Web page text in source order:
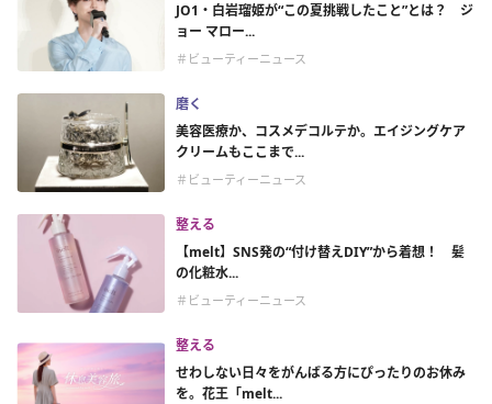
JO1・白岩瑠姫が“この夏挑戦したこと”とは？ ジ
ョー マロー...
＃ビューティーニュース
磨く
美容医療か、コスメデコルテか。エイジングケア
クリームもここまで...
＃ビューティーニュース
整える
【melt】SNS発の“付け替えDIY”から着想！ 髪
の化粧水...
＃ビューティーニュース
整える
せわしない日々をがんばる方にぴったりのお休み
を。花王「melt...